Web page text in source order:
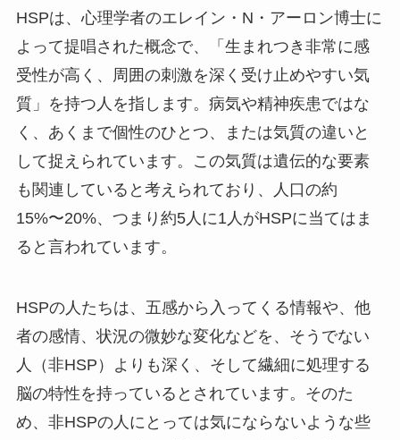
HSPは、心理学者のエレイン・N・アーロン博士に
よって提唱された概念で、「生まれつき非常に感
受性が高く、周囲の刺激を深く受け止めやすい気
質」を持つ人を指します。病気や精神疾患ではな
く、あくまで個性のひとつ、または気質の違いと
して捉えられています。この気質は遺伝的な要素
も関連していると考えられており、人口の約
15%〜20%、つまり約5人に1人がHSPに当てはま
ると言われています。
HSPの人たちは、五感から入ってくる情報や、他
者の感情、状況の微妙な変化などを、そうでない
人（非HSP）よりも深く、そして繊細に処理する
脳の特性を持っているとされています。そのた
め、非HSPの人にとっては気にならないような些